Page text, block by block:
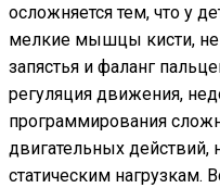
осложняется тем, что у
мелкие мышцы кисти, не
запястья и фаланг
регуляция движения,
программирования
двигательных действий,
статическим нагрузкам.